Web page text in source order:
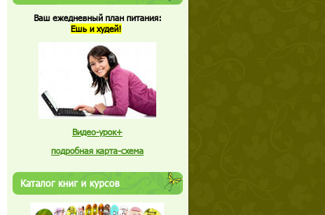
Ваш ежедневный план питания:
Ешь и худей!
Видео-урок+
подробная карта-схема
Каталог книг и курсов